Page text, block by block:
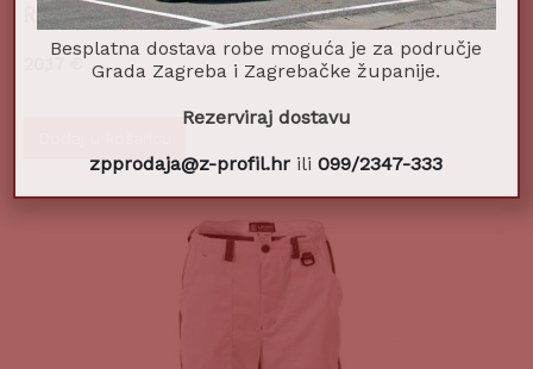
Radne hlače 2u1 CLASSIC SMART sive XXL
Besplatna dostava robe moguća je za područje
Grada Zagreba i Zagrebačke županije.
Rezerviraj dostavu
zpprodaja@z-profil.hr ili099/2347-333